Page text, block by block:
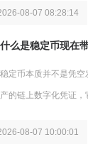
08-07 08:28:14
什么是稳定币现在
稳定币本质并不是凭
产的链上数字化凭证
08-07 10:00:01